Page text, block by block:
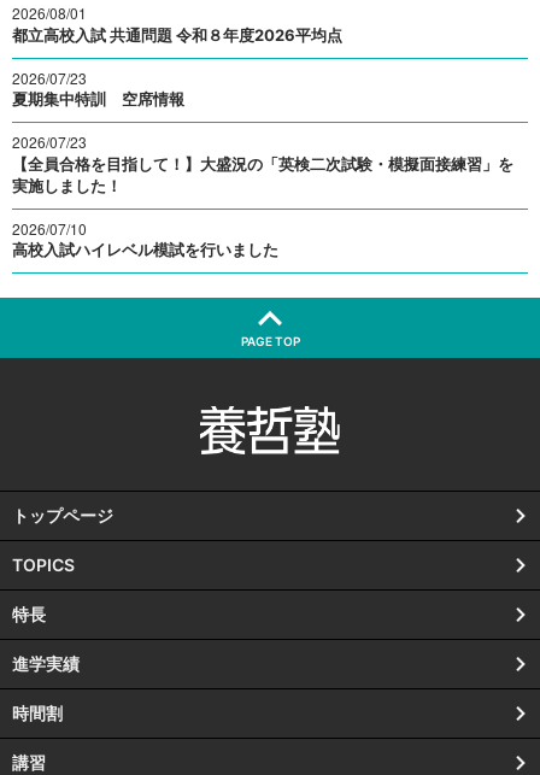
2026/08/01
都立高校入試 共通問題 令和８年度2026平均点
2026/07/23
夏期集中特訓 空席情報
2026/07/23
【全員合格を目指して！】大盛況の「英検二次試験・模擬面接練習」を
実施しました！
2026/07/10
高校入試ハイレベル模試を行いました
PAGE TOP
トップページ
TOPICS
特長
進学実績
時間割
講習